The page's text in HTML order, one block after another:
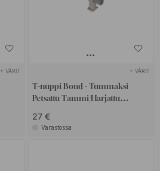
+ VÄRIT + VÄRIT
T-nuppi Bond - Tummaksi
Petsattu Tammi/Harjattu
27 €
Varastossa